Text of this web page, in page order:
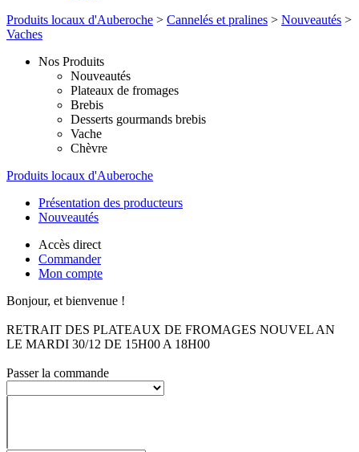
Produits locaux d'Auberoche > Cannelés et pralines > Nouveautés >
Vaches
Nos Produits
Nouveautés
Plateaux de fromages
Brebis
Desserts gourmands brebis
Vache
Chèvre
Produits locaux d'Auberoche
Présentation des producteurs
Nouveautés
Accès direct
Commander
Mon compte
Bonjour, et bienvenue !
RETRAIT DES PLATEAUX DE FROMAGES NOUVEL AN
LE MARDI 30/12 DE 15H00 A 18H00
Passer la commande